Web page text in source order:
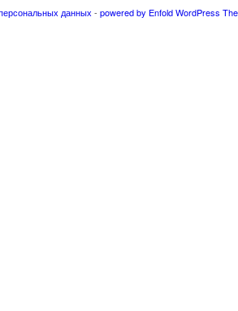
данных- powered by Enfold WordPress